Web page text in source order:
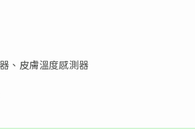
、皮膚溫度感測器